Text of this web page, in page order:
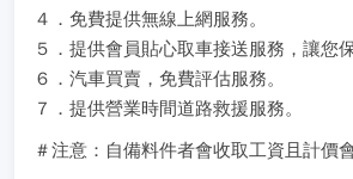
４．免費提供無線上網服務。
５．提供會員貼心取車接送服務，讓您
６．汽車買賣，免費評估服務。
７．提供營業時間道路救援服務。
＃注意：自備料件者會收取工資且計價